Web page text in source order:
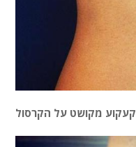
קעקוע מקושט על הקרסול